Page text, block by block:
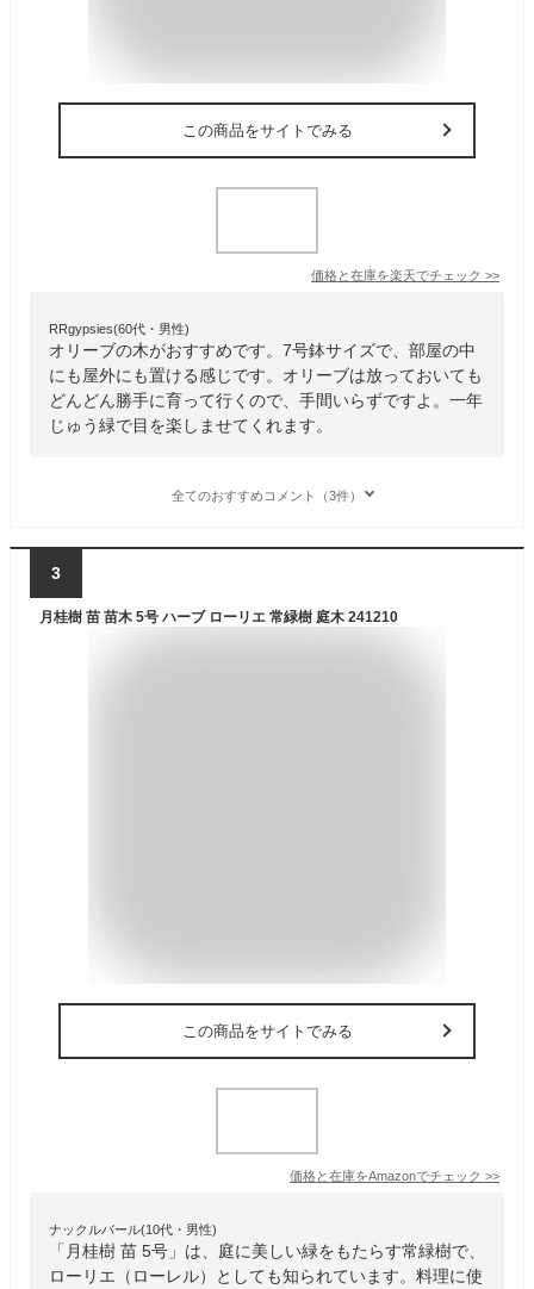
この商品をサイトでみる
価格と在庫を楽天でチェック >>
RRgypsies(60代・男性)
オリーブの木がおすすめです。7号鉢サイズで、部屋の中
にも屋外にも置ける感じです。オリーブは放っておいても
どんどん勝手に育って行くので、手間いらずですよ。一年
じゅう緑で目を楽しませてくれます。
全てのおすすめコメント（3件）
3
月桂樹 苗 苗木 5号 ハーブ ローリエ 常緑樹 庭木 241210
この商品をサイトでみる
価格と在庫をAmazonでチェック >>
ナックルバール(10代・男性)
「月桂樹 苗 5号」は、庭に美しい緑をもたらす常緑樹で、
ローリエ（ローレル）としても知られています。料理に使